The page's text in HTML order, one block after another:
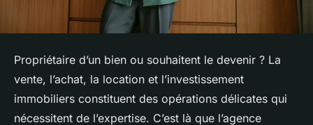
Propriétaire d’un bien ou souhaitent le devenir ? La
vente, l’achat, la location et l’investissement
immobiliers constituent des opérations délicates qui
nécessitent de l’expertise. C’est là que l’agence